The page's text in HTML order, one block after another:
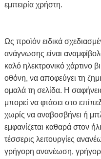
εμπειρία χρήστη.
Ως προϊόν ειδικά
ανάγνωσης είναι
καλό ηλεκτρονικό χάρτινο
οθόνη, να αποφεύγει τη
ομαλά τη σελίδα. Η
μπορεί να φτάσει στο
χωρίς να αναβοσβήνει ή
εμφανίζεται καθαρά στον
τέσσερις λειτουργίες
γρήγορη ανανέωση,